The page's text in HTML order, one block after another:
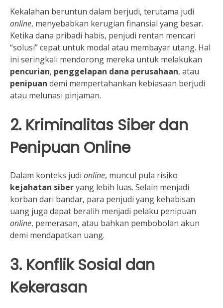
Kekalahan beruntun dalam berjudi, terutama judi
online, menyebabkan kerugian finansial yang besar.
Ketika dana pribadi habis, penjudi rentan mencari
“solusi” cepat untuk modal atau membayar utang. Hal
ini seringkali mendorong mereka untuk melakukan
pencurian, penggelapan dana perusahaan, atau
penipuan demi mempertahankan kebiasaan berjudi
atau melunasi pinjaman.
2. Kriminalitas Siber dan
Penipuan Online
Dalam konteks judi online, muncul pula risiko
kejahatan siberyang lebih luas. Selain menjadi
korban dari bandar, para penjudi yang kehabisan
uang juga dapat beralih menjadi pelaku penipuan
online, pemerasan, atau bahkan pembobolan akun
demi mendapatkan uang.
3. Konflik Sosial dan
Kekerasan